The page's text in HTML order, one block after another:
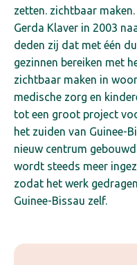
zetten. zichtbaar maken.
Gerda Klaver in 2003
deden zij dat met één
gezinnen bereiken met
zichtbaar maken in
medische zorg en
tot een groot project
het zuiden van Guinee-
nieuw centrum
wordt steeds meer
zodat het werk
Guinee-Bissau zelf.